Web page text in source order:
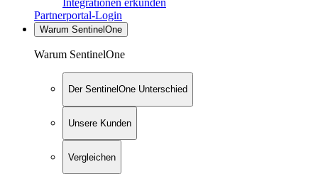
Integrationen erkunden
Partnerportal-Login
Warum SentinelOne
Warum SentinelOne
Der SentinelOne Unterschied
Unsere Kunden
Vergleichen